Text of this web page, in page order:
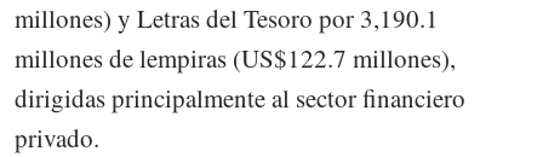
millones) y Letras del Tesoro por 3,190.1
millones de lempiras (US$122.7 millones),
dirigidas principalmente al sector financiero
privado.